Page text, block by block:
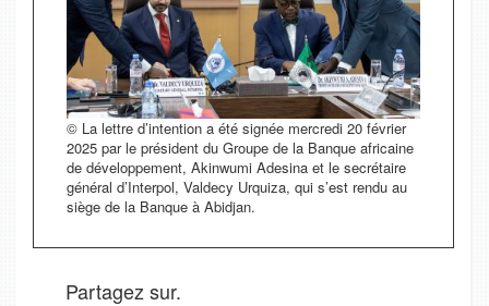
© La lettre d’intention a été signée mercredi 20 février
2025 par le président du Groupe de la Banque africaine
de développement, Akinwumi Adesina et le secrétaire
général d’Interpol, Valdecy Urquiza, qui s’est rendu au
siège de la Banque à Abidjan.
Partagez sur.